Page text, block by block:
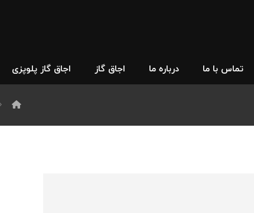
تماس با ما درباره ما اجاق گاز اجاق گاز پلوپزی